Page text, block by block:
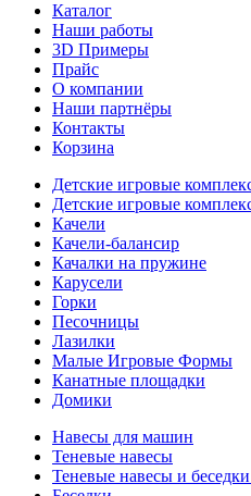
Каталог
Наши работы
3D Примеры
Прайс
О компании
Наши партнёры
Контакты
Корзина
Детские игровые
Детские игровые
Качели
Качели-балансир
Качалки на пружине
Карусели
Горки
Песочницы
Лазилки
Малые Игровые Формы
Канатные площадки
Домики
Навесы для машин
Теневые навесы
Теневые навесы и беседки